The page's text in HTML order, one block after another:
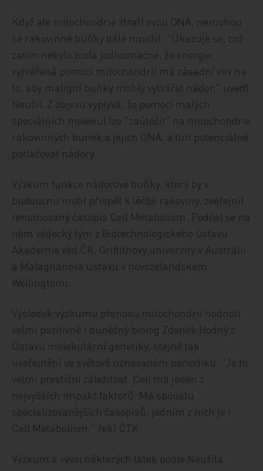
Když ale mitochondrie ztratí svou DNA, nemohou
se rakovinné buňky dále množit. "Ukazuje se, což
zatím nebylo zcela jednoznačné, že energie
vytvářená pomocí mitochondrií má zásadní vliv na
to, aby maligní buňky mohly vytvářet nádor," uvedl
Neužil. Z objevu vyplývá, že pomocí malých
speciálních molekul lze "zaútočit" na mitochondrie
rakovinných buněk a jejich DNA, a tím potenciálně
potlačovat nádory.
Výzkum funkce nádorové buňky, který by v
budoucnu mohl přispět k léčbě rakoviny, zveřejnil
renomovaný časopis Cell Metabolism. Podílel se na
něm vědecký tým z Biotechnologického ústavu
Akademie věd ČR, Griffithovy univerzity v Austrálii
a Malaghanova ústavu v novozélandském
Wellingtonu.
Výsledek výzkumu přenosu mitochondrií hodnotí
velmi pozitivně i buněčný biolog Zdeněk Hodný z
Ústavu molekulární genetiky, stejně tak
uveřejnění ve světově uznávaném periodiku. "Je to
velmi prestižní záležitost. Cell má jeden z
nejvyšších impakt faktorů. Má spoustu
specializovanějších časopisů, jedním z nich je i
Cell Metabolism," řekl ČTK.
Výzkum a vývoj některých látek podle Neužila